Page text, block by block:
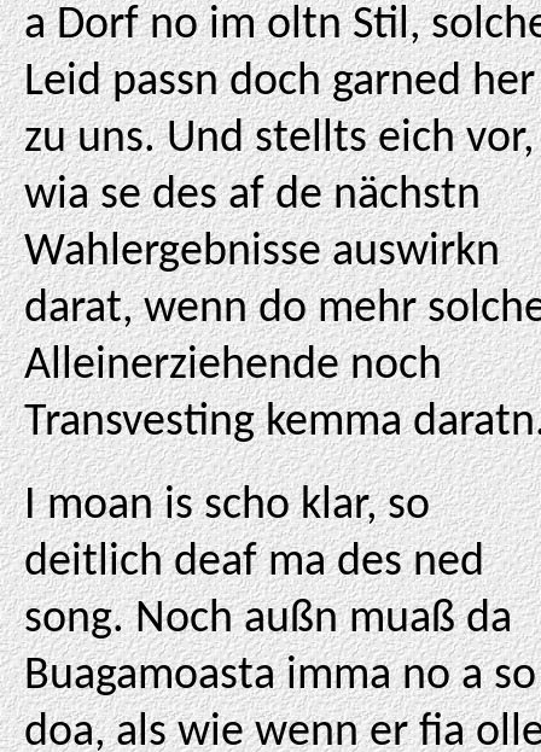
a Dorf no im oltn Stil,
Leid passn doch garned her
zu uns. Und stellts eich vor,
wia se des af de nächstn
Wahlergebnisse auswirkn
darat, wenn do mehr
Alleinerziehende noch
Transvesting kemma
I moan is scho klar, so
deitlich deaf ma des ned
song. Noch außn muaß da
Buagamoasta imma no a so
doa, als wie wenn er fia